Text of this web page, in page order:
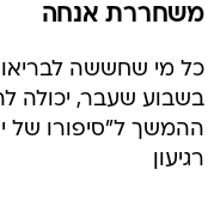
משחררת אנחה
כל מי שחששה
בשבוע שעבר, יכולה
ההמשך ל"סיפורו של
רגיעון